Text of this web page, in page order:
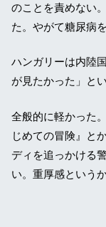
のことを責めない
た。やがて糖尿病
ハンガリーは内陸
が見たかった」と
全般的に軽かった
じめての冒険』と
ディを追っかける
い。重厚感という